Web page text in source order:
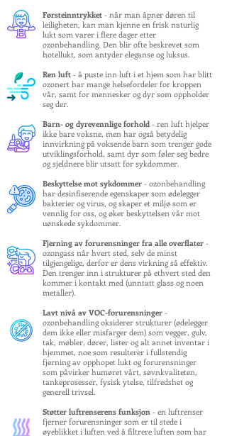
Førsteinntrykket - når man åpner døren til
leiligheten, kan man kjenne en frisk naturlig
lukt som varer i flere dager etter
ozonbehandling. Den blir ofte beskrevet som
hotellukt, som antyder eleganse og luksus.
Ren luft - å puste inn luft i et hjem som har blitt
ozonert har mange helsefordeler for kroppen
vår, samt for mennesker og dyr som oppholder
seg der.
Barn- og dyrevennlige forhold - ren luft hjelper
ikke bare voksne, men har også betydelig
innvirkning på voksende barn som trenger gode
utviklingsforhold, samt dyr som føler seg bedre
og sjeldnere blir utsatt for sykdommer.
Beskyttelse mot sykdommer - ozonbehandling
har desinfiserende egenskaper som ødelegger
bakterier og virus, og skaper et miljø som er
vennlig for oss, og øker beskyttelsen vår mot
uønskede sykdommer.
Fjerning av forurensninger fra alle overflater -
ozongass når hvert sted, selv de minst
tilgjengelige, derfor er dens virkning så effektiv.
Den trenger inn i strukturer på ethvert sted den
kommer i kontakt med (unntatt glass og noen
metaller).
Lavt nivå av VOC-forurensninger -
ozonbehandling oksiderer strukturer (ødelegger
dem ikke eller misfarger dem) som vegger, gulv,
tak, møbler, dører, lister og alt annet inventar i
hjemmet, noe som resulterer i fullstendig
fjerning av opphopet lukt og forurensninger
som påvirker humøret vårt, søvnkvaliteten,
tankeprosesser, fysisk ytelse, tilfredshet og
generell trivsel.
Støtter luftrenserens funksjon - en luftrenser
fjerner forurensninger som er til stede i
øyeblikket i luften ved å filtrere luften som har